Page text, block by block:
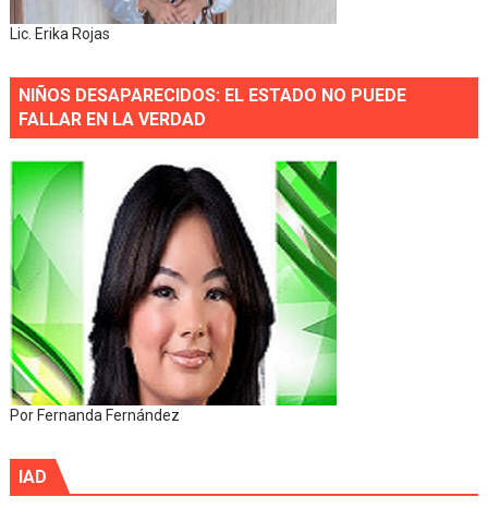
Lic. Erika Rojas
NIÑOS DESAPARECIDOS: EL ESTADO NO PUEDE
FALLAR EN LA VERDAD
Por Fernanda Fernández
IAD